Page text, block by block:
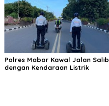
Polres Mabar Kawal Jalan Salib
dengan Kendaraan Listrik